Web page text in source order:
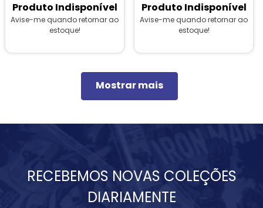
Produto Indisponível
Avise-me quando retornar ao
estoque!
Produto Indisponível
Avise-me quando retornar ao
estoque!
Mostrar mais
RECEBEMOS NOVAS COLEÇÕES
DIARIAMENTE